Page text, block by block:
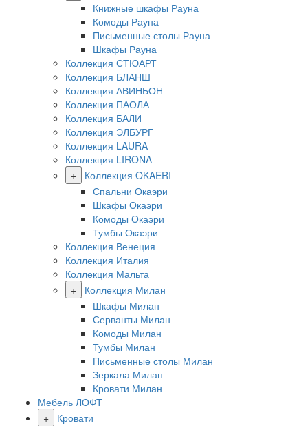
Книжные шкафы Рауна
Комоды Рауна
Письменные столы Рауна
Шкафы Рауна
Коллекция СТЮАРТ
Коллекция БЛАНШ
Коллекция АВИНЬОН
Коллекция ПАОЛА
Коллекция БАЛИ
Коллекция ЭЛБУРГ
Коллекция LAURA
Коллекция LIRONA
+
Коллекция OKAERI
Спальни Окаэри
Шкафы Окаэри
Комоды Окаэри
Тумбы Окаэри
Коллекция Венеция
Коллекция Италия
Коллекция Мальта
+
Коллекция Милан
Шкафы Милан
Серванты Милан
Комоды Милан
Тумбы Милан
Письменные столы Милан
Зеркала Милан
Кровати Милан
Мебель ЛОФТ
+
Кровати